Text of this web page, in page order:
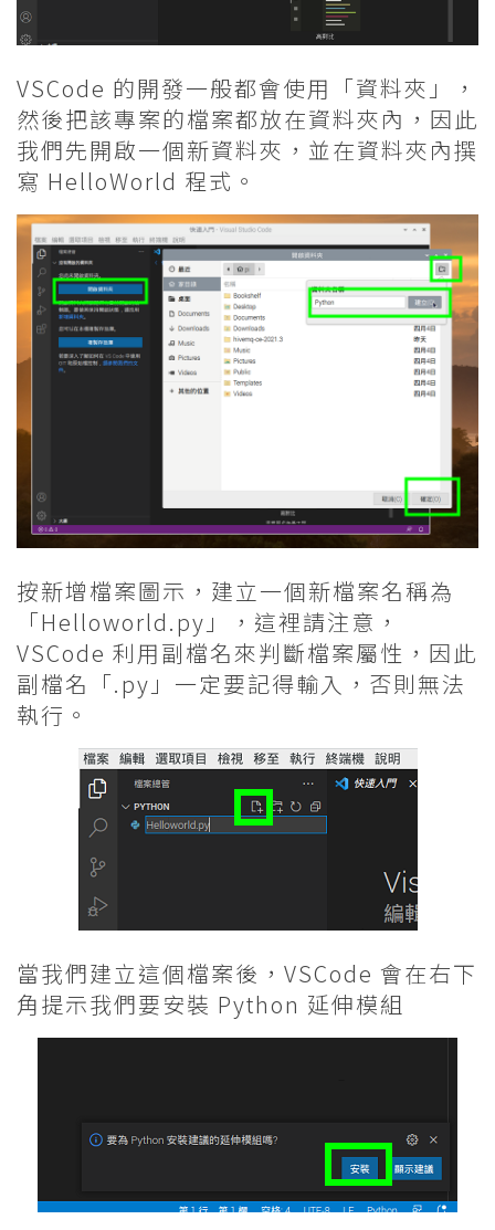
VSCode 的開發一般都會使用「資料夾」，
然後把該專案的檔案都放在資料夾內，因此
我們先開啟一個新資料夾，並在資料夾內撰
寫 HelloWorld 程式。
按新增檔案圖示，建立一個新檔案名稱為
「Helloworld.py」，這裡請注意，
VSCode 利用副檔名來判斷檔案屬性，因此
副檔名「.py」一定要記得輸入，否則無法
執行。
當我們建立這個檔案後，VSCode 會在右下
角提示我們要安裝 Python 延伸模組